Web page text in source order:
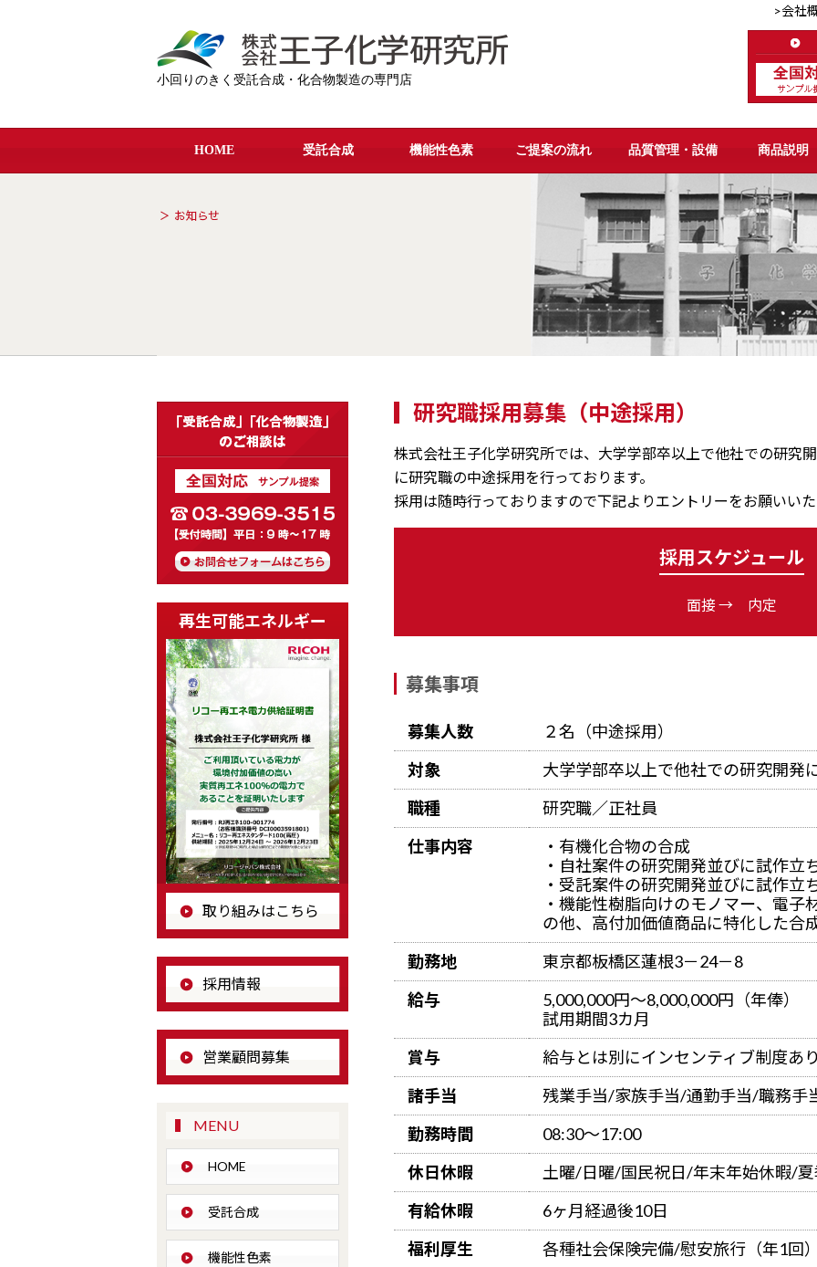
>会社
小回りのきく受託合成・化合物製造の専門店
HOME 受託合成 機能性色素 ご提案の流れ 品質管理・設備 商品説明
研究職採用募集（中途採用）
株式会社王子化学研究所では、大学学部卒以上で他社での研究
に研究職の中途採用を行っております。
採用は随時行っておりますので下記よりエントリーをお願いい
採用スケジュール
面接 → 内定
募集事項
募集人数
２名（中途採用）
対象
大学学部卒以上で他社での研究開発
職種
研究職／正社員
仕事内容
・有機化合物の合成
・自社案件の研究開発並びに試作立
・受託案件の研究開発並びに試作立
・機能性樹脂向けのモノマー、電
の他、高付加価値商品に特化した合
勤務地
東京都板橋区蓮根3－24－8
給与
5,000,000円～8,000,000円（年俸）
試用期間3カ月
賞与
給与とは別にインセンティブ制度あ
諸手当
残業手当/家族手当/通勤手当/職務手
勤務時間
08:30～17:00
休日休暇
土曜/日曜/国民祝日/年末年始休暇/
有給休暇
6ヶ月経過後10日
福利厚生
各種社会保険完備/慰安旅行（年1回
再生可能エネルギー
取り組みはこちら
採用情報
営業顧問募集
MENU
HOME
受託合成
機能性色素